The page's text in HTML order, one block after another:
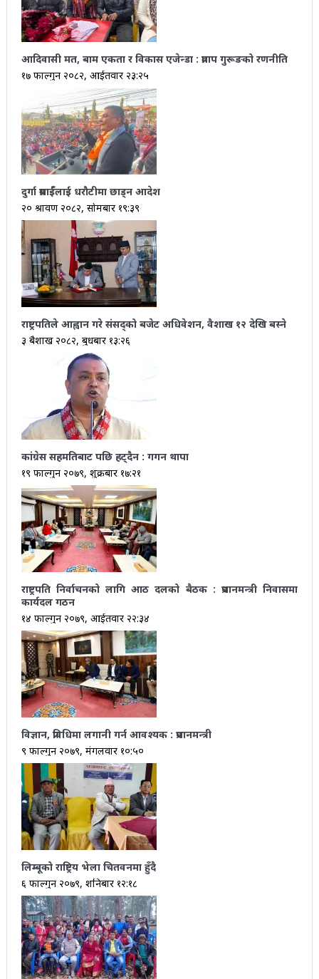
आदिवासी मत, बाम एकता र विकास एजेन्डा : प्रताप गुरूङको रणनीति
१७ फाल्गुन २०८२, आईतवार २३:२५
दुर्गा प्रसाईँलाई धरौटीमा छाड्न आदेश
२० श्रावण २०८२, सोमबार १९:३९
राष्ट्रपतिले आह्वान गरे संसद्‌को बजेट अधिवेशन, वैशाख १२ देखि बस्ने
३ बैशाख २०८२, बुधबार १३:२६
कांग्रेस सहमतिबाट पछि हट्दैन : गगन थापा
१९ फाल्गुन २०७९, शुक्रबार १७:२१
राष्ट्रपति निर्वाचनको लागि आठ दलको बैठक : प्रधानमन्त्री निवासमा
कार्यदल गठन
१४ फाल्गुन २०७९, आईतवार २२:३४
विज्ञान, प्रविधिमा लगानी गर्न आवश्यक : प्रधानमन्त्री
९ फाल्गुन २०७९, मंगलवार १०:५०
लिम्बूको राष्ट्रिय भेला चितवनमा हुँदै
६ फाल्गुन २०७९, शनिबार १२:१८